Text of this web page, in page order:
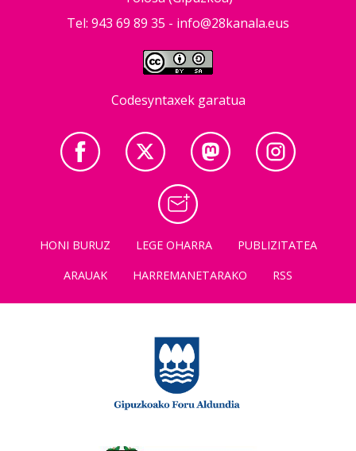
Tel: 943 69 89 35 - info@28kanala.eus
Codesyntaxek garatua
HONI BURUZ LEGE OHARRA
PUBLIZITATEA
ARAUAK
HARREMANETARAKO RSS